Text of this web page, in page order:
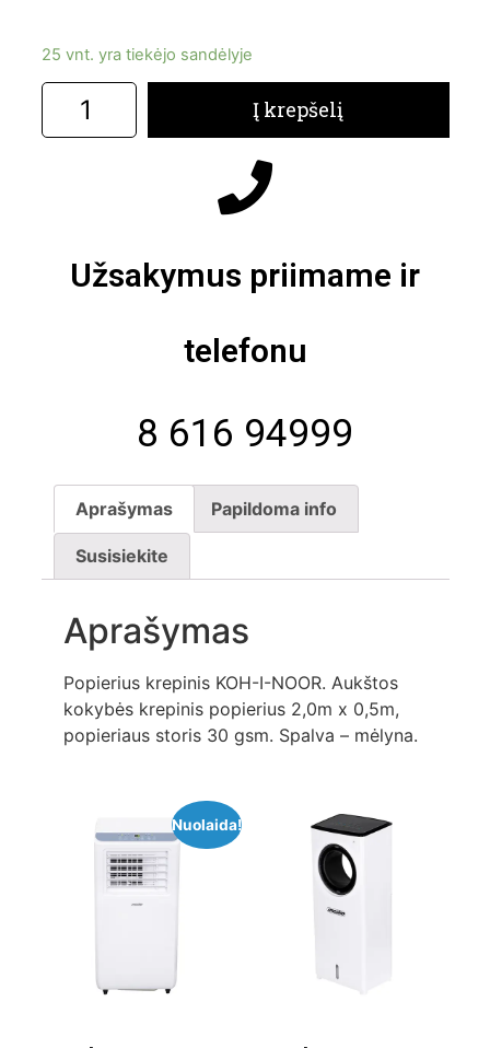
25 vnt. yra tiekėjo sandėlyje
Į krepšelį
Užsakymus priimame ir
telefonu
8 616 94999
Aprašymas Papildoma info
Susisiekite
Aprašymas
Popierius krepinis KOH-I-NOOR. Aukštos
kokybės krepinis popierius 2,0m x 0,5m,
popieriaus storis 30 gsm. Spalva – mėlyna.
Nuolaida!